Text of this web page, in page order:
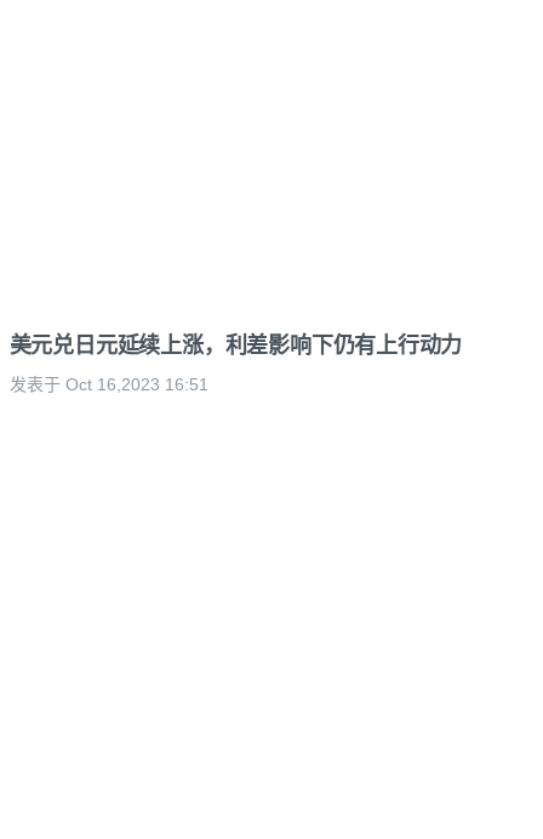
美元兑日元延续上涨，利差影响下仍有上行动力
发表于 Oct 16,2023 16:51